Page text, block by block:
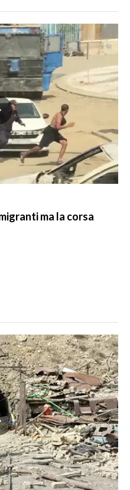
ma la corsa